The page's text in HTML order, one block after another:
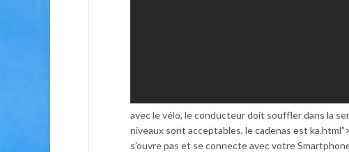
avec le vélo, le conducteur doit souffler dans la
niveaux sont acceptables, le cadenas est
s’ouvre pas et se connecte avec votre